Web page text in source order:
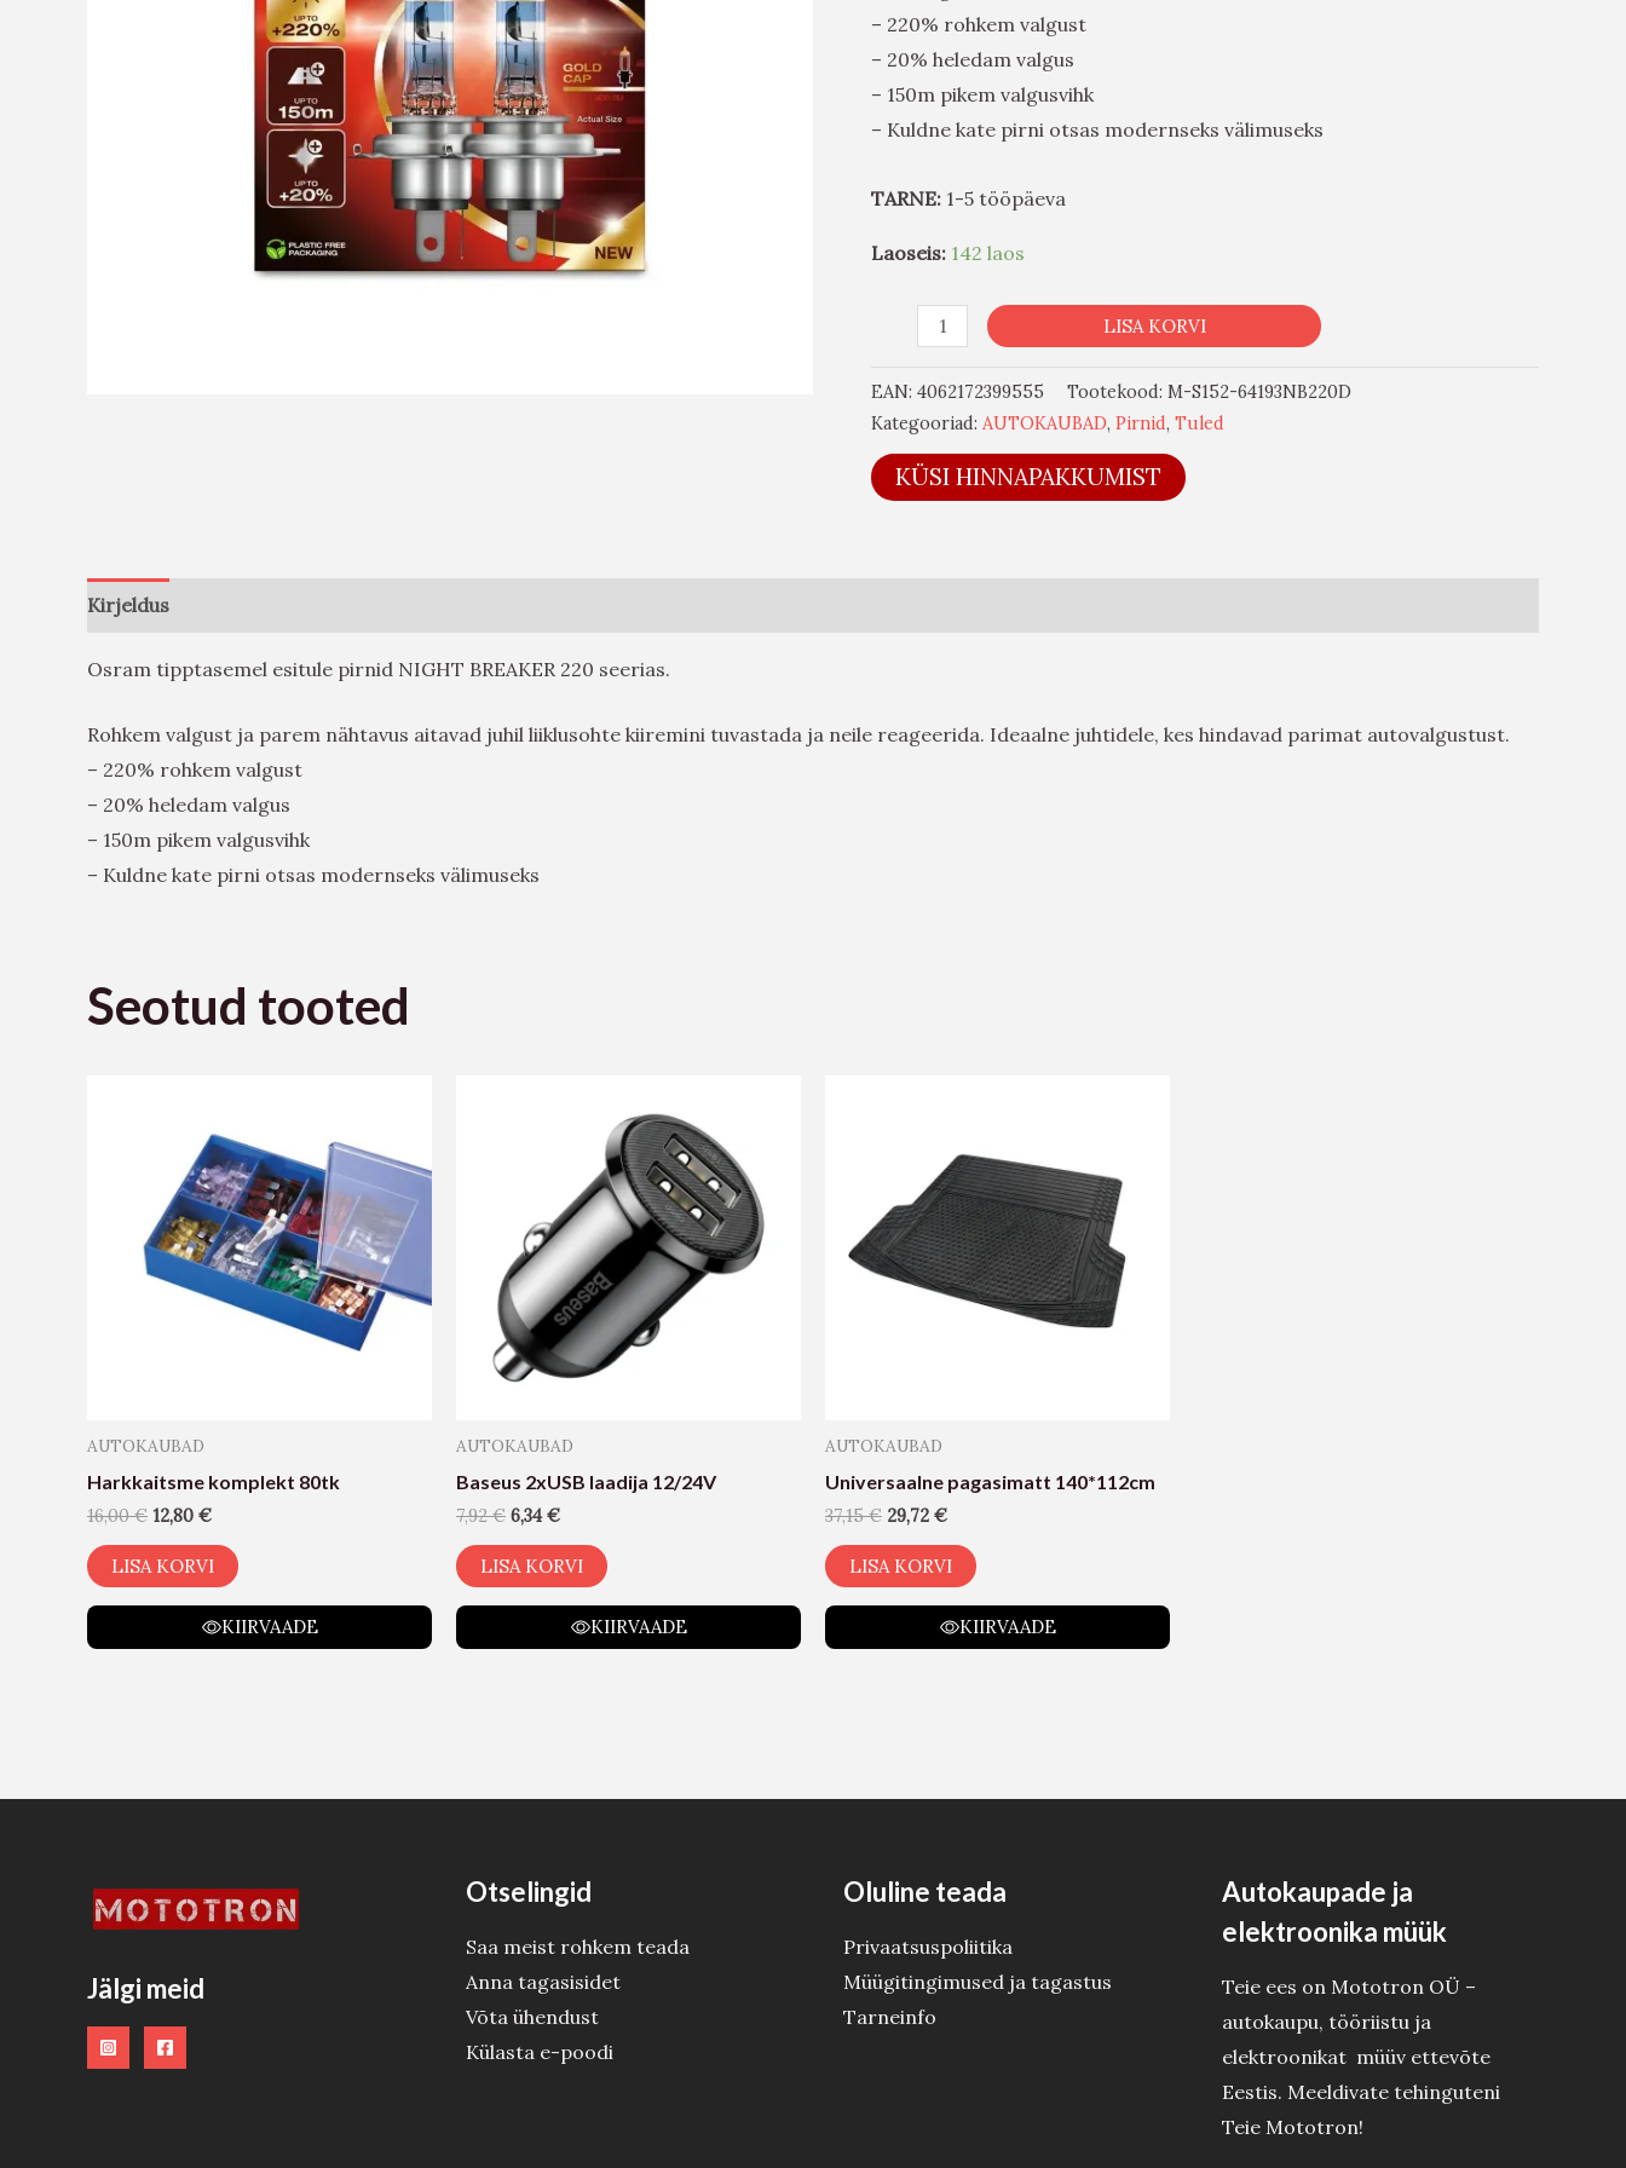
– 220% rohkem valgust
– 20% heledam valgus
– 150m pikem valgusvihk
– Kuldne kate pirni otsas modernseks välimuseks
TARNE: 1-5 tööpäeva
Laoseis: 142 laos
LISA KORVI
EAN: 4062172399555 Tootekood: M-S152-64193NB220D
Kategooriad: AUTOKAUBAD, Pirnid, Tuled
KÜSI HINNAPAKKUMIST
Kirjeldus
Osram tipptasemel esitule pirnid NIGHT BREAKER 220 seerias.
Rohkem valgust ja parem nähtavus aitavad juhil liiklusohte kiiremini tuvastada ja neile reageerida. Ideaalne juhtidele, kes hindavad parimat autovalgustust.
– 220% rohkem valgust
– 20% heledam valgus
– 150m pikem valgusvihk
– Kuldne kate pirni otsas modernseks välimuseks
Seotud tooted
AUTOKAUBAD
Harkkaitsme komplekt 80tk
16,00€ 12,80 €
LISA KORVI
KIIRVAADE
AUTOKAUBAD
Baseus 2xUSB laadija 12/24V
7,92€ 6,34€
LISA KORVI
KIIRVAADE
AUTOKAUBAD
Universaalne pagasimatt 140*112cm
37,15€ 29,72 €
LISA KORVI
KIIRVAADE
Jälgi meid
Otselingid
Saa meist rohkem teada
Anna tagasisidet
Võta ühendust
Külasta e-poodi
Oluline teada
Privaatsuspoliitika
Müügitingimused ja tagastus
Tarneinfo
Autokaupade ja
elektroonika müük
Teie ees on Mototron OÜ –
autokaupu, tööriistu ja
elektroonikat müüv ettevõte
Eestis. Meeldivate tehinguteni
Teie Mototron!